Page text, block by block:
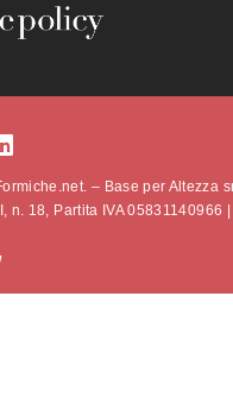
– Base per Altezza
n. 18, Partita IVA 05831140966 |